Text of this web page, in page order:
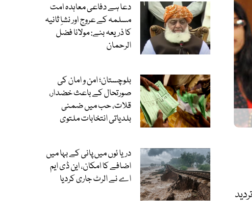
دعا ہے دفاعی معاہدہ امت
مسلمہ کے عروج اور نشاِ ثانیہ
کا ذریعہ بنے: مولانا فضل
الرحمان
بلوچستان؛ امن و امان کی
صورتحال کے باعث خضدار،
قلات، حب میں ضمنی
بلدیاتی انتخابات ملتوی
دریا ئوں میں پانی کے بہا میں
اضافے کا امکان، این ڈی ایم
اے نے الرٹ جاری کردیا